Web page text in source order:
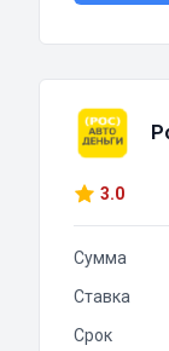
3.0
Сумма
Ставка
Срок